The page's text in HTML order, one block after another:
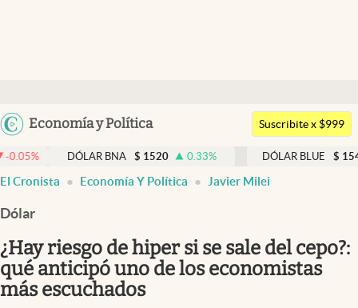
Argentina
Uruguay
Economía y Política
Members
Economía y Política
Finanzas y Mercados
Mercados Online
Negocios
Columnistas
Suscribite x $999
DÓLAR BNA $ 1520 0.33% DÓLAR BLUE $ 1540 -0.32
El Cronista Economía Y Política Javier Milei
Dólar
¿Hay riesgo de hiper si se sale del cepo?:
qué anticipó uno de los economistas
más escuchados